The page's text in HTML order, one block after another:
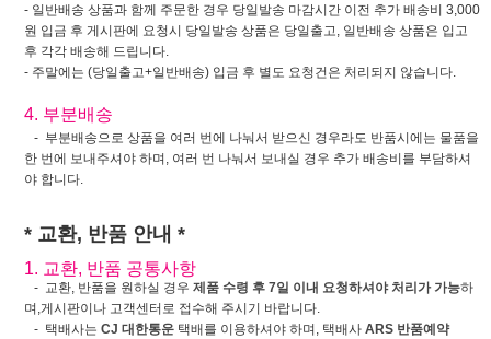
- 일반배송 상품과 함께 주문한 경우 당일발송 마감시간 이전 추가 배송비 3,000
원 입금 후 게시판에 요청시 당일발송 상품은 당일출고, 일반배송 상품은 입고
후 각각 배송해 드립니다.
- 주말에는 (당일출고+일반배송) 입금 후 별도 요청건은 처리되지 않습니다.
4. 부분배송
- 부분배송으로 상품을 여러 번에 나눠서 받으신 경우라도 반품시에는 물품을
한 번에 보내주셔야 하며, 여러 번 나눠서 보내실 경우 추가 배송비를 부담하셔
야 합니다.
* 교환, 반품 안내 *
1. 교환, 반품 공통사항
- 교환, 반품을 원하실 경우 제품 수령 후 7일 이내 요청하셔야 처리가 가능하
며,게시판이나 고객센터로 접수해 주시기 바랍니다.
- 택배사는 CJ 대한통운 택배를 이용하셔야 하며, 택배사 ARS 반품예약